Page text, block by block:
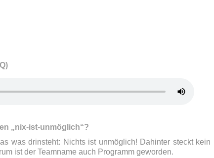
„nix-ist-unmöglich“?
was drinsteht: Nichts ist unmöglich! Dahinter steckt
ist der Teamname auch Programm geworden.